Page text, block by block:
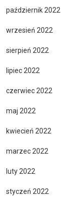
październik 2022
wrzesień 2022
sierpień 2022
lipiec 2022
czerwiec 2022
maj 2022
kwiecień 2022
marzec 2022
luty 2022
styczeń 2022